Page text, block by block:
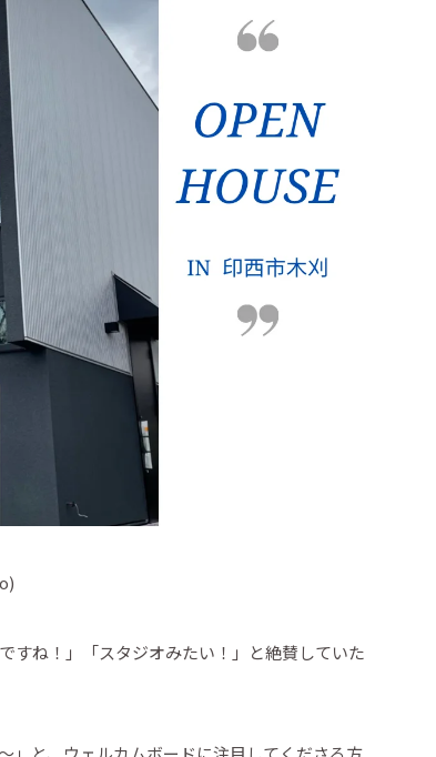
すね！」「スタジオみたい！」と絶賛していた